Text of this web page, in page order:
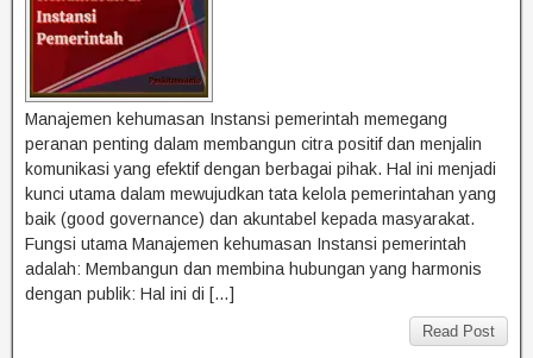
Manajemen kehumasan Instansi pemerintah memegang
peranan penting dalam membangun citra positif dan menjalin
komunikasi yang efektif dengan berbagai pihak. Hal ini menjadi
kunci utama dalam mewujudkan tata kelola pemerintahan yang
baik (good governance) dan akuntabel kepada masyarakat.
Fungsi utama Manajemen kehumasan Instansi pemerintah
adalah: Membangun dan membina hubungan yang harmonis
dengan publik: Hal ini di […]
Read Post